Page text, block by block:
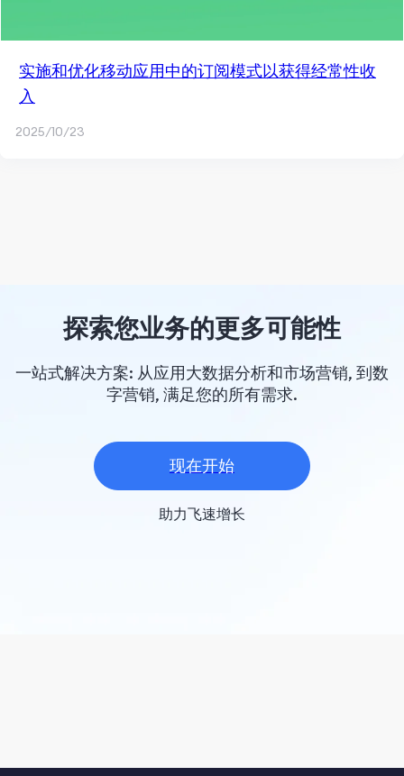
实施和优化移动应用中的订阅模式以获得经常性收
入
2025/10/23
探索您业务的更多可能性
一站式解决方案: 从应用大数据分析和市场营销, 到数
字营销, 满足您的所有需求.
现在开始
助力飞速增长